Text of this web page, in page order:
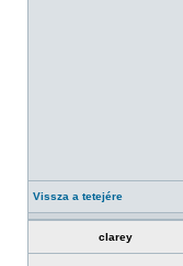
Vissza a tetejére
clarey